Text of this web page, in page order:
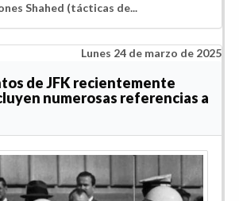
Shahed (tácticas de...
Lunes 24 de marzo de 2025
de JFK recientemente
numerosas referencias a